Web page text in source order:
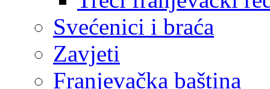
Svećenici i braća
Zavjeti
Franjevačka baština